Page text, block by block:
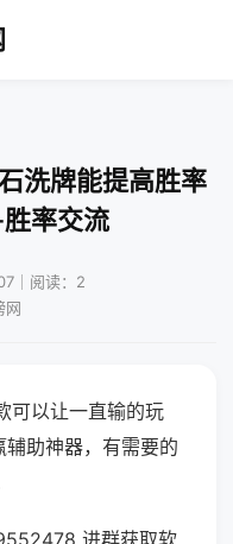
洗牌能提高胜率
率交流
｜阅读：2
网
可以让一直输的玩
辅助神器，有需要的
进群获取软